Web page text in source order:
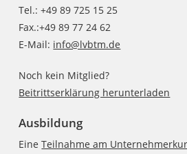
Tel.: +49 89 725 15 25
Fax.:+49 89 77 24 62
E-Mail: info@lvbtm.de
Noch kein Mitglied?
Beitrittserklärung herunterladen
Ausbildung
EineTeilnahme am